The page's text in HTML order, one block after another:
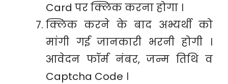
Card पर क्लिक करना होगा ।
क्लिक करने के बाद अभ्यर्थी को
मांगी गई जानकारी भरनी होगी ।
आवेदन फॉर्म नंबर, जन्म तिथि व
Captcha Code ।